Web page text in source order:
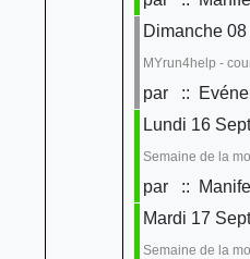
Dimanche
MYrun4help -
par
::
Lundi 16
Semaine de la
par
::
Mardi 17
Semaine de la